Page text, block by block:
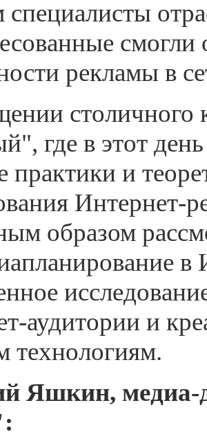
специалисты
смогли
рекламы в
столичного
где в этот
практики и
Интернет-
образом
в
аудитории и
технологиям.
Яшкин, медиа-